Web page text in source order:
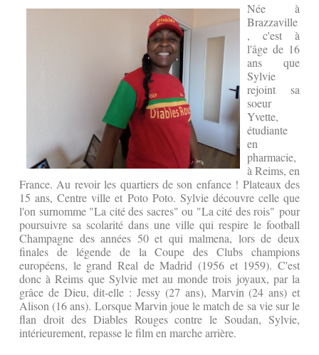
Née à
Brazzaville
, c'est à
l'âge de 16
ans que
Sylvie
rejoint sa
soeur
Yvette,
étudiante
en
pharmacie,
à Reims, en
France. Au revoir les quartiers de son enfance ! Plateaux des
15 ans, Centre ville et Poto Poto. Sylvie découvre celle que
l'on surnomme "La cité des sacres" ou "La cité des rois" pour
poursuivre sa scolarité dans une ville qui respire le football
Champagne des années 50 et qui malmena, lors de deux
finales de légende de la Coupe des Clubs champions
européens, le grand Real de Madrid (1956 et 1959). C'est
donc à Reims que Sylvie met au monde trois joyaux, par la
grâce de Dieu, dit-elle : Jessy (27 ans), Marvin (24 ans) et
Alison (16 ans). Lorsque Marvin joue le match de sa vie sur le
flan droit des Diables Rouges contre le Soudan, Sylvie,
intérieurement, repasse le film en marche arrière.